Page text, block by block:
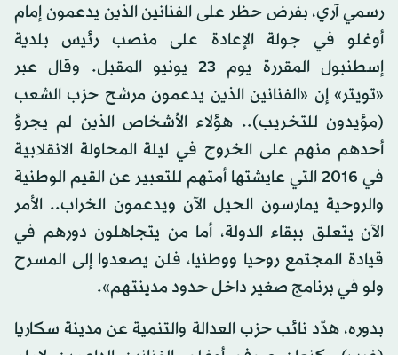
رسمي آري، بفرض حظر على الفنانين الذين يدعمون إمام
أوغلو في جولة الإعادة على منصب رئيس بلدية
إسطنبول المقررة يوم 23 يونيو المقبل. وقال عبر
«تويتر» إن «الفنانين الذين يدعمون مرشح حزب الشعب
(مؤيدون للتخريب).. هؤلاء الأشخاص الذين لم يجرؤ
أحدهم منهم على الخروج في ليلة المحاولة الانقلابية
في 2016 التي عايشتها أمتهم للتعبير عن القيم الوطنية
والروحية يمارسون الحيل الآن ويدعمون الخراب.. الأمر
الآن يتعلق ببقاء الدولة، أما من يتجاهلون دورهم في
قيادة المجتمع روحيا ووطنيا، فلن يصعدوا إلى المسرح
ولو في برنامج صغير داخل حدود مدينتهم».
بدوره، هدّد نائب حزب العدالة والتنمية عن مدينة سكاريا